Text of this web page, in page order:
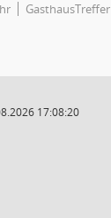
GasthausTreffer
17:08:20